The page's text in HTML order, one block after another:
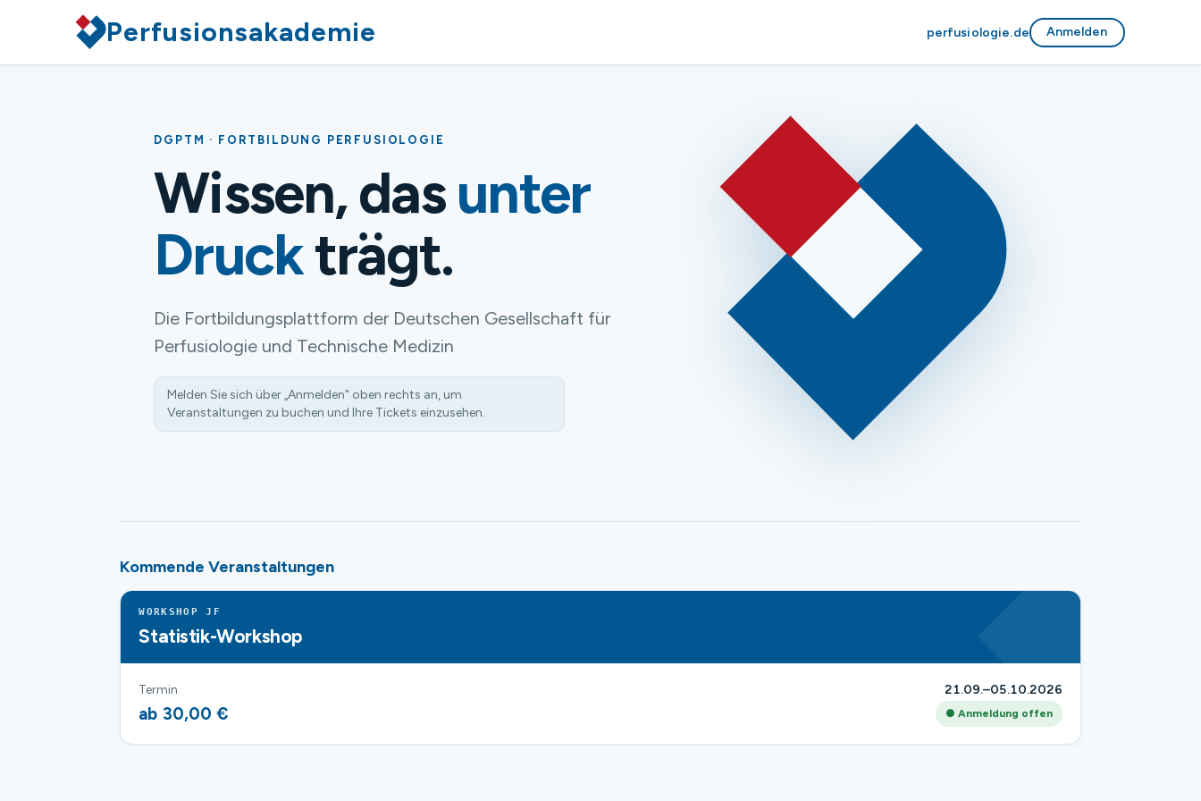
Perfusionsakademie perfusiologie.de Anmelden
DGPTM · FORTBILDUNG PERFUSIOLOGIE
Wissen, dasunter
Druckträgt.
Die Fortbildungsplattform der Deutschen Gesellschaft für
Perfusiologie und Technische Medizin
Melden Sie sich über „Anmelden" oben rechts an, um
Veranstaltungen zu buchen und Ihre Tickets einzusehen.
Kommende Veranstaltungen
WORKSHOP JF
Statistik-Workshop
Termin 21.09.–05.10.2026
ab 30,00 € ● Anmeldung offen